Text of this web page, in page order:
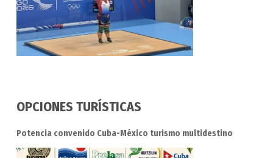
OPCIONES TURÍSTICAS
Potencia convenido Cuba-México turismo multidestino